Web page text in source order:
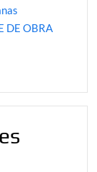
DE OBRA